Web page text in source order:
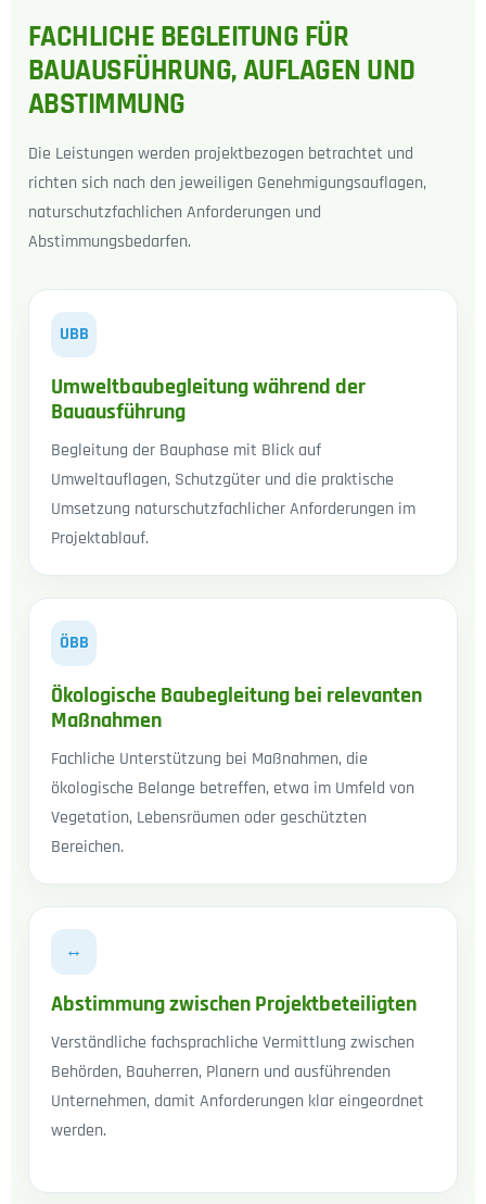
FACHLICHE BEGLEITUNG FÜR
BAUAUSFÜHRUNG, AUFLAGEN UND
ABSTIMMUNG
Die Leistungen werden projektbezogen betrachtet und
richten sich nach den jeweiligen Genehmigungsauflagen,
naturschutzfachlichen Anforderungen und
Abstimmungsbedarfen.
UBB
Umweltbaubegleitung während der
Bauausführung
Begleitung der Bauphase mit Blick auf
Umweltauflagen, Schutzgüter und die praktische
Umsetzung naturschutzfachlicher Anforderungen im
Projektablauf.
ÖBB
Ökologische Baubegleitung bei relevanten
Maßnahmen
Fachliche Unterstützung bei Maßnahmen, die
ökologische Belange betreffen, etwa im Umfeld von
Vegetation, Lebensräumen oder geschützten
Bereichen.
↔
Abstimmung zwischen Projektbeteiligten
Verständliche fachsprachliche Vermittlung zwischen
Behörden, Bauherren, Planern und ausführenden
Unternehmen, damit Anforderungen klar eingeordnet
werden.